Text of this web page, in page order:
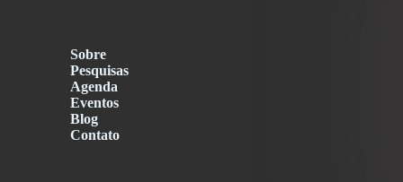
Sobre
Pesquisas
Agenda
Eventos
Blog
Contato